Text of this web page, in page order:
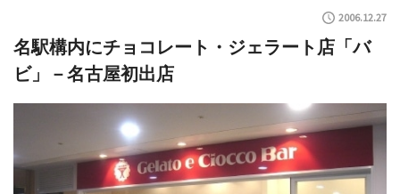
2006.12.27
名駅構内にチョコレート・ジェラート店「バ
ビ」－名古屋初出店